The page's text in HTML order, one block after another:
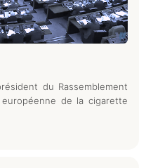
du Rassemblement
de la cigarette